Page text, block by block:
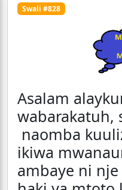
Swali #828
Asalam
wabarakatuh,
naomba
ikiwa
ambaye ni